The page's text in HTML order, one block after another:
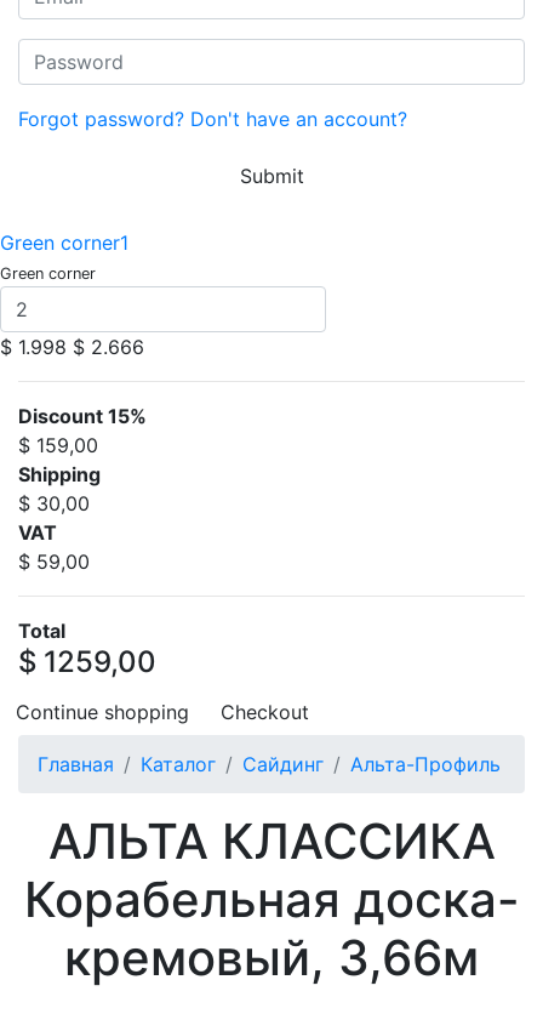
Forgot password? Don't have an account?
Submit
Green corner1
Green corner
$ 1.998 $ 2.666
Discount 15%
$ 159,00
Shipping
$ 30,00
VAT
$ 59,00
Total
$ 1259,00
Continue shopping Checkout
Главная Каталог Сайдинг Альта-Профиль
АЛЬТА КЛАССИКА
Корабельная доска-
кремовый, 3,66м